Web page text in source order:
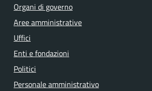
Organi di governo
Aree amministrative
Uffici
Enti e fondazioni
Politici
Personale amministrativo